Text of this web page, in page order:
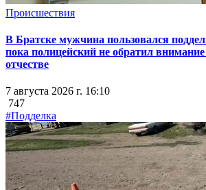
Происшествия
В Братске мужчина пользовался
пока полицейский не обратил внимание
отчестве
7 августа 2026 г. 16:10
747
#Подделка